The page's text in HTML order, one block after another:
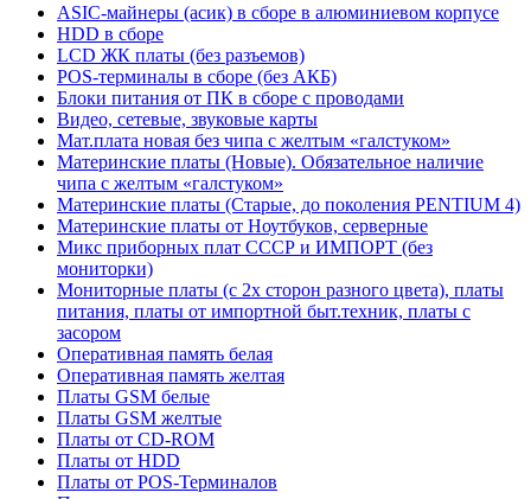
ASIC-майнеры (асик) в сборе в алюминиевом корпусе
HDD в сборе
LCD ЖК платы (без разъемов)
POS-терминалы в сборе (без АКБ)
Блоки питания от ПК в сборе с проводами
Видео, сетевые, звуковые карты
Мат.плата новая без чипа с желтым «галстуком»
Материнские платы (Новые). Обязательное наличие
чипа с желтым «галстуком»
Материнские платы (Старые, до поколения PENTIUM 4)
Материнские платы от Ноутбуков, серверные
Микс приборных плат СССР и ИМПОРТ (без
мониторки)
Мониторные платы (с 2х сторон разного цвета), платы
питания, платы от импортной быт.техник, платы с
засором
Оперативная память белая
Оперативная память желтая
Платы GSM белые
Платы GSM желтые
Платы от CD-ROM
Платы от HDD
Платы от POS-Терминалов